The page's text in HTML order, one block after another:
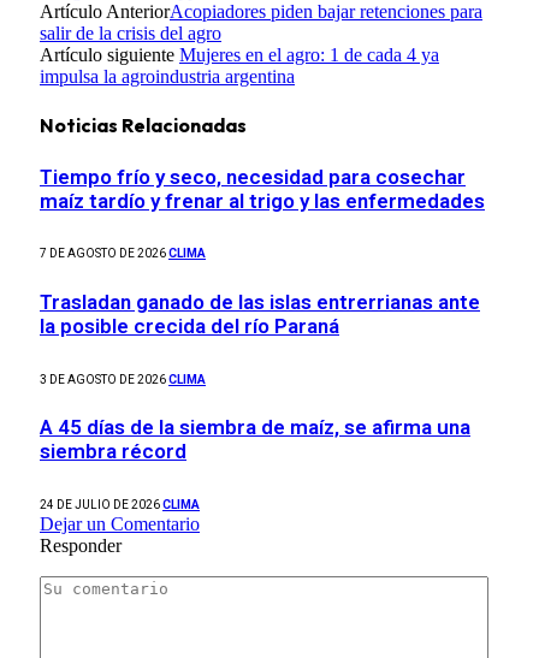
Artículo AnteriorAcopiadores piden bajar retenciones para
salir de la crisis del agro
Artículo siguiente Mujeres en el agro: 1 de cada 4 ya
impulsa la agroindustria argentina
Noticias Relacionadas
Tiempo frío y seco, necesidad para cosechar
maíz tardío y frenar al trigo y las enfermedades
7 DE AGOSTO DE 2026CLIMA
Trasladan ganado de las islas entrerrianas ante
la posible crecida del río Paraná
3 DE AGOSTO DE 2026CLIMA
A 45 días de la siembra de maíz, se afirma una
siembra récord
24 DE JULIO DE 2026CLIMA
Dejar un Comentario
Responder